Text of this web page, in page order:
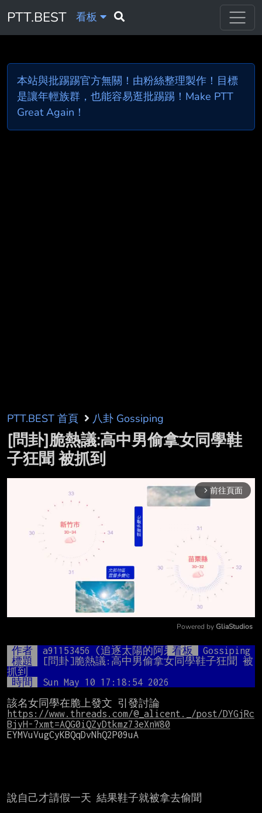
PTT.BEST 看板
本站與批踢踢官方無關！由粉絲整理製作！目標
是讓年輕族群，也能容易逛批踢踢！Make PTT
Great Again！
PTT.BEST 首頁 八卦 Gossiping
[問卦]脆熱議:高中男偷拿女同學鞋
子狂聞 被抓到
arrow_forward_ios 前往頁面
Mute
Powered by GliaStudios
作者 a91153456 (追逐太陽的阿呆)看板
Gossiping
標題
[問卦]脆熱議:高中男偷拿女同學鞋子狂聞 被
抓到
時間
Sun May 10 17:18:54 2026
https://www.threads.com/@_alicent._/post/DYGjRc
BjyH-?xmt=AQG0iQZyDtkmz73eXnW80
EYMVuVugCyKBQqDvNhQ2P09uA
說自己才請假一天 結果鞋子就被拿去偷聞